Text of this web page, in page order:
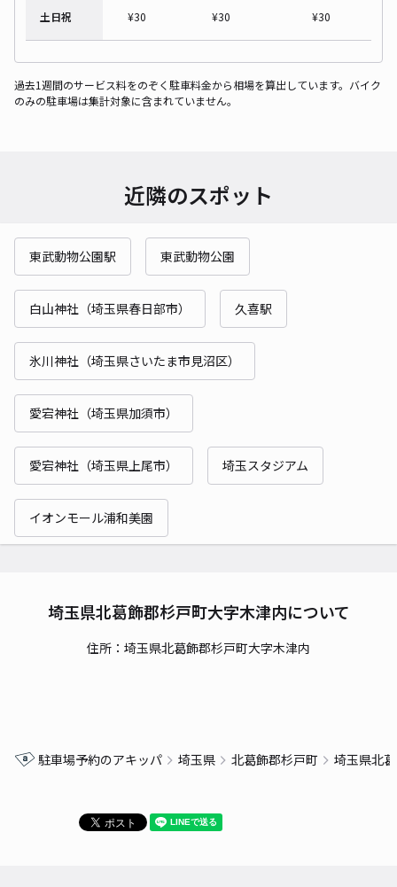
土日祝 ¥30 ¥30 ¥30
過去1週間のサービス料をのぞく駐車料金から相場を算出しています。バイク
のみの駐車場は集計対象に含まれていません。
近隣のスポット
東武動物公園駅 東武動物公園
白山神社（埼玉県春日部市） 久喜駅
氷川神社（埼玉県さいたま市見沼区）
愛宕神社（埼玉県加須市）
愛宕神社（埼玉県上尾市） 埼玉スタジアム
イオンモール浦和美園
埼玉県北葛飾郡杉戸町大字木津内について
住所：埼玉県北葛飾郡杉戸町大字木津内
駐車場予約のアキッパ 埼玉県 北葛飾郡杉戸町 埼玉県北